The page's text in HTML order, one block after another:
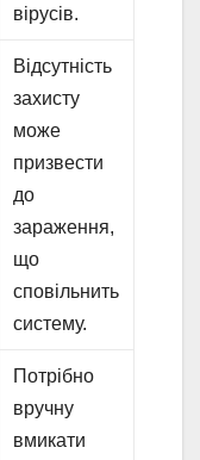
вірусів.
Відсутність
захисту
може
призвести
до
зараження,
що
сповільнить
систему.
Потрібно
вручну
вмикати